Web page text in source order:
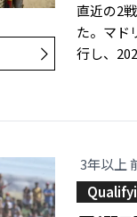
直近の2
た。マド
行し、
3年以上